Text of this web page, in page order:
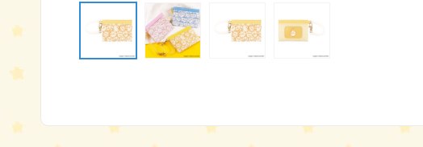
ー